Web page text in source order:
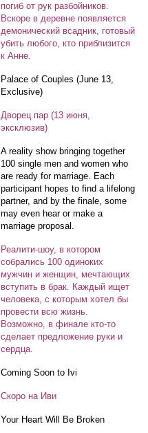
погиб от рук разбойников.
Вскоре в деревне появляется
демонический всадник, готовый
убить любого, кто приблизится
к Анне.
Palace of Couples (June 13,
Exclusive)
Дворец пар (13 июня,
эксклюзив)
A reality show bringing together
100 single men and women who
are ready for marriage. Each
participant hopes to find a lifelong
partner, and by the finale, some
may even hear or make a
marriage proposal.
Реалити-шоу, в котором
собрались 100 одиноких
мужчин и женщин, мечтающих
вступить в брак. Каждый ищет
человека, с которым хотел бы
провести всю жизнь.
Возможно, в финале кто-то
сделает предложение руки и
сердца.
Coming Soon to Ivi
Скоро на Иви
Your Heart Will Be Broken